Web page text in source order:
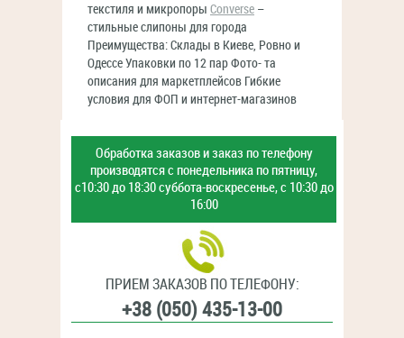
текстиля и микропоры Converse –
стильные слипоны для города
Преимущества: Склады в Киеве, Ровно и
Одессе Упаковки по 12 пар Фото- та
описания для маркетплейсов Гибкие
условия для ФОП и интернет-магазинов
Обработка заказов и заказ по телефону
производятся с понедельника по пятницу,
с10:30 до 18:30суббота-воскресенье,с 10:30 до
16:00
ПРИЕМ ЗАКАЗОВ ПО ТЕЛЕФОНУ:
+38 (050) 435-13-00